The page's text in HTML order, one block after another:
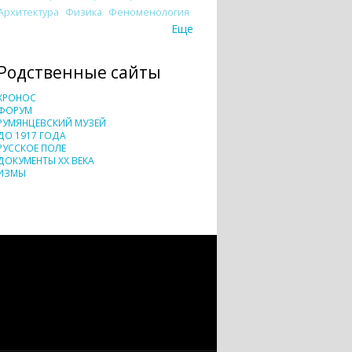
Физика Феноменология
Еще
сайты
МУЗЕЙ
1917 ГОДА
ПОЛЕ
XX ВЕКА